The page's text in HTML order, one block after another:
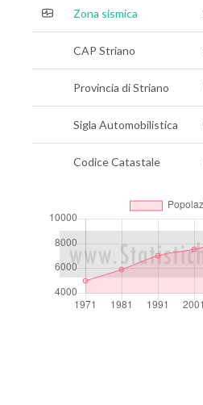
Zona sismica
CAP Striano
Provincia di Striano
Sigla Automobilistica
Codice Catastale